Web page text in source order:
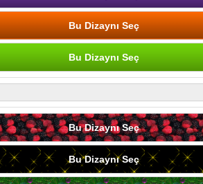
Bu Dizaynı Seç
Bu Dizaynı Seç
Bu Dizaynı Seç
Bu Dizaynı Seç